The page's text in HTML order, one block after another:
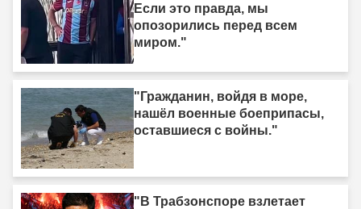
Если это правда, мы
опозорились перед всем
миром."
"Гражданин, войдя в море,
нашёл военные боеприпасы,
оставшиеся с войны."
"В Трабзонспоре взлетает